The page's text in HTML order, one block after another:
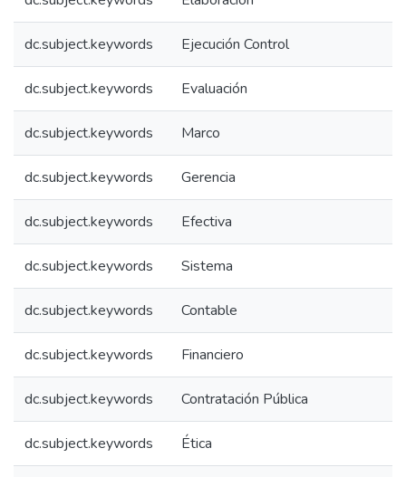
dc.subject.keywords Ejecución Control
dc.subject.keywords Evaluación
dc.subject.keywords Marco
dc.subject.keywords Gerencia
dc.subject.keywords Efectiva
dc.subject.keywords Sistema
dc.subject.keywords Contable
dc.subject.keywords Financiero
dc.subject.keywords Contratación Pública
dc.subject.keywords Ética